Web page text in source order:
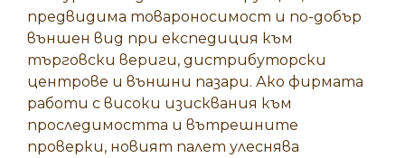
предвидима товароносимост и по-добър
външен вид при експедиция към
търговски вериги, дистрибуторски
центрове и външни пазари. Ако фирмата
работи с високи изисквания към
проследимостта и вътрешните
проверки, новият палет улеснява